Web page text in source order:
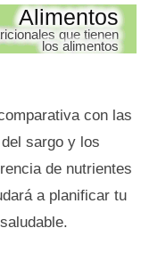
Alimentos
que tienen
los alimentos
con las
sargo y los
de nutrientes
a planificar tu